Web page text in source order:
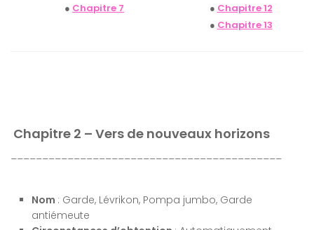
● Chapitre 7
● Chapitre 12
● Chapitre 13
Chapitre 2 – Vers de nouveaux horizons
Nom : Garde, Lévrikon, Pompa jumbo, Garde
antiémeute